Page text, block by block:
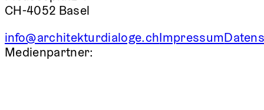
CH-4052 Basel
info@architekturdialoge.chImpressum
Medienpartner: